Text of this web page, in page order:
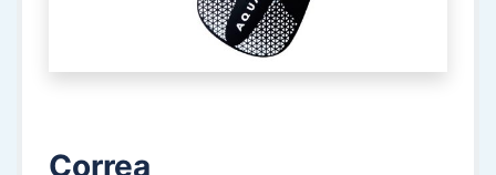
Correa